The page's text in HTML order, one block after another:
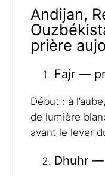
Andijan,
prière
Fajr —
Début : à
de lumière
avant le lever
Dhuhr —